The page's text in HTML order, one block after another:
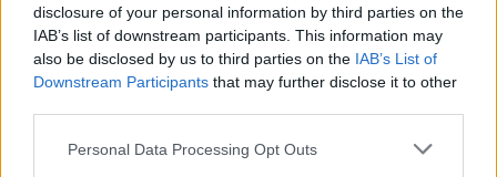
disclosure of your personal information by third parties on the
IAB’s list of downstream participants. This information may
also be disclosed by us to third parties on the IAB’s List of
Downstream Participants that may further disclose it to other
Please note that this website/app uses one or more Google
Personal Data Processing Opt Outs